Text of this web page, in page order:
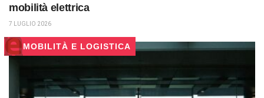
mobilità elettrica
7 LUGLIO 2026
MOBILITÀ E LOGISTICA